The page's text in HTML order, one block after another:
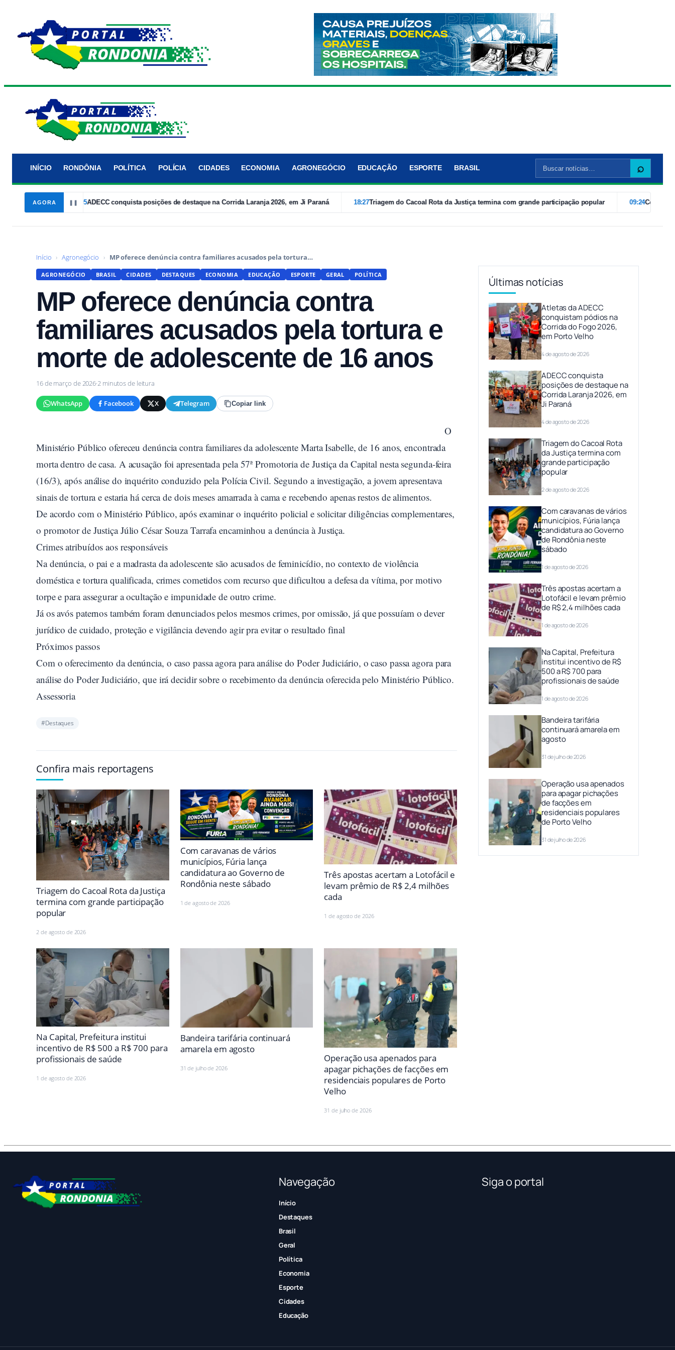
INÍCIO RONDÔNIA POLÍTICA POLÍCIA CIDADES ECONOMIA AGRONEGÓCIO EDUCAÇÃO ESPORTE BRASIL
Buscar
por:
⌕
AGORA ❚❚
14:05ADECC conquista posições de destaque na Corrida Laranja 2026, em Ji Paraná 18:27Triagem do Cacoal Rota da Justiça termina com grande participação popular 09:24Com
Início › Agronegócio › MP oferece denúncia contra familiares acusados pela tortura…
AGRONEGÓCIO BRASIL CIDADES DESTAQUES ECONOMIA EDUCAÇÃO ESPORTE GERAL POLÍTICA
MP oferece denúncia contra
familiares acusados pela tortura e
morte de adolescente de 16 anos
16 de março de 2026·2 minutos de leitura
WhatsApp Facebook X Telegram Copiar link
O
Ministério Público ofereceu denúncia contra familiares da adolescente Marta Isabelle, de 16 anos, encontrada
morta dentro de casa. A acusação foi apresentada pela 57ª Promotoria de Justiça da Capital nesta segunda-feira
(16/3), após análise do inquérito conduzido pela Polícia Civil. Segundo a investigação, a jovem apresentava
sinais de tortura e estaria há cerca de dois meses amarrada à cama e recebendo apenas restos de alimentos.
De acordo com o Ministério Público, após examinar o inquérito policial e solicitar diligências complementares,
o promotor de Justiça Júlio César Souza Tarrafa encaminhou a denúncia à Justiça.
Crimes atribuídos aos responsáveis
Na denúncia, o pai e a madrasta da adolescente são acusados de feminicídio, no contexto de violência
doméstica e tortura qualificada, crimes cometidos com recurso que dificultou a defesa da vítima, por motivo
torpe e para assegurar a ocultação e impunidade de outro crime.
Já os avós paternos também foram denunciados pelos mesmos crimes, por omissão, já que possuíam o dever
jurídico de cuidado, proteção e vigilância devendo agir pra evitar o resultado final
Próximos passos
Com o oferecimento da denúncia, o caso passa agora para análise do Poder Judiciário, o caso passa agora para
análise do Poder Judiciário, que irá decidir sobre o recebimento da denúncia oferecida pelo Ministério Público.
Assessoria
#Destaques
Confira mais reportagens
Triagem do Cacoal Rota da Justiça
termina com grande participação
popular
2 de agosto de 2026
Com caravanas de vários
municípios, Fúria lança
candidatura ao Governo de
Rondônia neste sábado
1 de agosto de 2026
Três apostas acertam a Lotofácil e
levam prêmio de R$ 2,4 milhões
cada
1 de agosto de 2026
Na Capital, Prefeitura institui
incentivo de R$ 500 a R$ 700 para
profissionais de saúde
1 de agosto de 2026
Bandeira tarifária continuará
amarela em agosto
31 de julho de 2026
Operação usa apenados para
apagar pichações de facções em
residenciais populares de Porto
Velho
31 de julho de 2026
Últimas notícias
Atletas da ADECC
conquistam pódios na
Corrida do Fogo 2026,
em Porto Velho
4 de agosto de 2026
ADECC conquista
posições de destaque na
Corrida Laranja 2026, em
Ji Paraná
4 de agosto de 2026
Triagem do Cacoal Rota
da Justiça termina com
grande participação
popular
2 de agosto de 2026
Com caravanas de vários
municípios, Fúria lança
candidatura ao Governo
de Rondônia neste
sábado
1 de agosto de 2026
Três apostas acertam a
Lotofácil e levam prêmio
de R$ 2,4 milhões cada
1 de agosto de 2026
Na Capital, Prefeitura
institui incentivo de R$
500 a R$ 700 para
profissionais de saúde
1 de agosto de 2026
Bandeira tarifária
continuará amarela em
agosto
31 de julho de 2026
Operação usa apenados
para apagar pichações
de facções em
residenciais populares
de Porto Velho
31 de julho de 2026
Navegação
Início
Destaques
Brasil
Geral
Política
Economia
Esporte
Cidades
Educação
Siga o portal